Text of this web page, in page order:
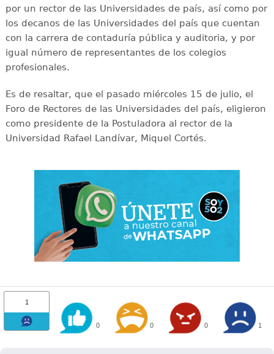
por un rector de las Universidades de país, así como por
los decanos de las Universidades del país que cuentan
con la carrera de contaduría pública y auditoria, y por
igual número de representantes de los colegios
profesionales.
Es de resaltar, que el pasado miércoles 15 de julio, el
Foro de Rectores de las Universidades del país, eligieron
como presidente de la Postuladora al rector de la
Universidad Rafael Landívar, Miquel Cortés.
1
0 0 0 1